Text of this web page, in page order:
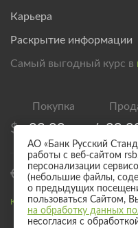
Карьера
Раскрытие информации
Самый выгодный курс в
$ 83,00 /
€ 95,00 /
Курс валют для безналичного
АО «Банк Русский
работы с веб-сайтом
персонализации
(небольшие файлы,
о предыдущих
пользоваться Сайтом,
на обработку данных
несогласия с